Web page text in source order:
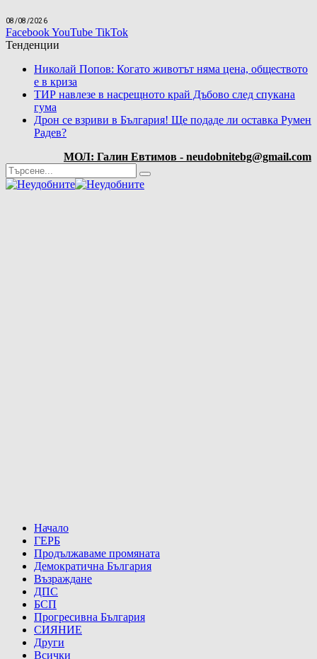
08/08/2026
FacebookYouTube TikTok
Тенденции
Николай Попов: Когато животът няма цена, обществото
е в криза
ТИР навлезе в насрещното край Дъбово след спукана
гума
Дрон се взриви в България! Ще подаде ли оставка Румен
Радев?
МОЛ: Галин Евтимов - neudobnitebg@gmail.com
Начало
ГЕРБ
Продължаваме промяната
Демократична България
Възраждане
ДПС
БСП
Прогресивна България
СИЯНИЕ
Други
Всички